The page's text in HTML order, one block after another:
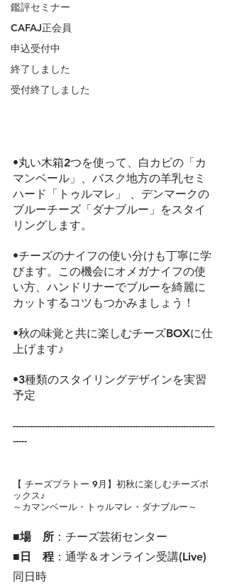
鑑評セミナー
CAFAJ正会員
申込受付中
終了しました
受付終了しました
•丸い木箱2つを使って、白カビの「カ
マンベール」、バスク地方の羊乳セミ
ハード「トゥルマレ」 、デンマークの
ブルーチーズ「ダナブルー」をスタイ
リングします。
•チーズのナイフの使い分けも丁寧に学
びます。この機会にオメガナイフの使
い方、ハンドリナーでブルーを綺麗に
カットするコツもつかみましょう！
•秋の味覚と共に楽しむチーズBOXに仕
上げます♪
•3種類のスタイリングデザインを実習
予定
-----------------------------------------------------------------------
-----
【 チーズプラトー 9月】初秋に楽しむチーズボ
ックス♪
～カマンベール・トゥルマレ・ダナブルー～
■場　所 ：チーズ芸術センター
■日　程 ：通学＆オンライン受講(Live)
同日時